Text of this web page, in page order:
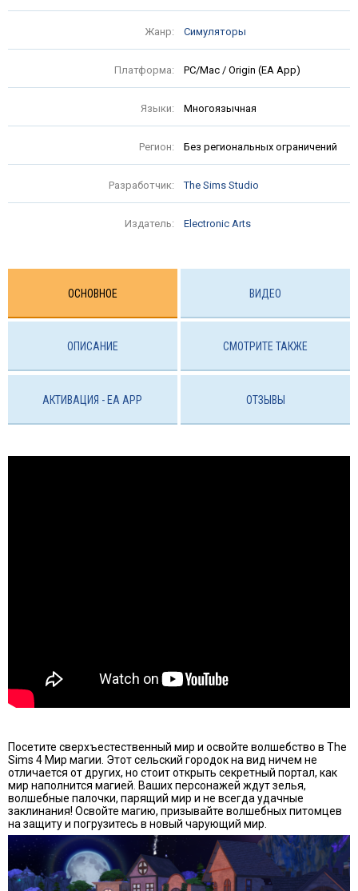
Жанр: Симуляторы
Платформа: PC/Mac / Origin (EA App)
Языки: Многоязычная
Регион: Без региональных ограничений
Разработчик: The Sims Studio
Издатель: Electronic Arts
ОСНОВНОЕ ВИДЕО
ОПИСАНИЕ СМОТРИТЕ ТАКЖЕ
АКТИВАЦИЯ - EA APP ОТЗЫВЫ
Посетите сверхъестественный мир и освойте волшебство в The
Sims 4 Мир магии. Этот сельский городок на вид ничем не
отличается от других, но стоит открыть секретный портал, как
мир наполнится магией. Ваших персонажей ждут зелья,
волшебные палочки, парящий мир и не всегда удачные
заклинания! Освойте магию, призывайте волшебных питомцев
на защиту и погрузитесь в новый чарующий мир.